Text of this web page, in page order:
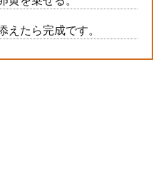
えたら完成です。